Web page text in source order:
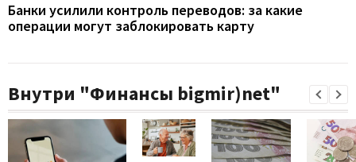
Банки усилили контроль переводов: за какие
операции могут заблокировать карту
Внутри "Финансы bigmir)net"